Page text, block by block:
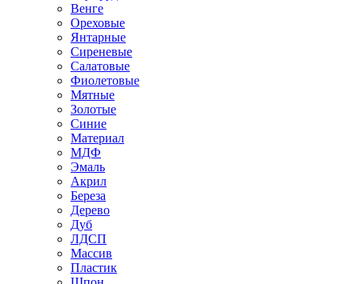
Венге
Ореховые
Янтарные
Сиреневые
Салатовые
Фиолетовые
Мятные
Золотые
Синие
Материал
МДФ
Эмаль
Акрил
Береза
Дерево
Дуб
ЛДСП
Массив
Пластик